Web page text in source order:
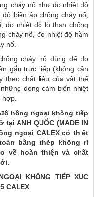
cháy nổ như đo nhiệt độ
biến áp chống cháy nổ,
đo nhiệt độ lò than chống
cháy nổ, đo nhiệt độ hầm
nổ.
cháy nổ dùng để đo
gắn trực tiếp (không cần
theo chất liệu của vật thể
dòng cảm biến nhiệt
hồng ngoại không tiếp
ANH QUỐC (MADE IN
ngoại CALEX có thiết
bằng thép không rỉ
về hoàn thiện và chất
KHÔNG TIẾP XÚC
CALEX